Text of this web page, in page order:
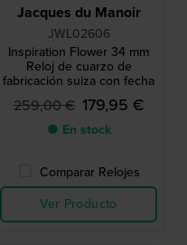
Jacques du Manoir
JWL02606
Inspiration Flower 34 mm
Reloj de cuarzo de
fabricación suiza con fecha
259,00 € 179,95 €
● En stock
Comparar Relojes
Ver Producto